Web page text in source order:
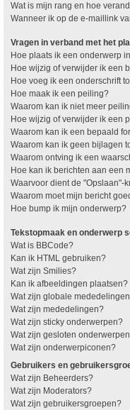
Wat is mijn rang en hoe
Wanneer ik op de e-maillink
Vragen in verband met het
Hoe plaats ik een onderwerp
Hoe wijzig of verwijder ik een
Hoe voeg ik een onderschrift
Hoe maak ik een peiling?
Waarom kan ik niet meer
Hoe wijzig of verwijder ik een
Waarom kan ik een bepaald
Waarom kan ik geen bijlagen
Waarom ontving ik een
Hoe kan ik berichten aan een
Waarvoor dient de "Opslaan"-
Waarom moet mijn bericht
Hoe bump ik mijn onderwerp?
Tekstopmaak en onderwerp
Wat is BBCode?
Kan ik HTML gebruiken?
Wat zijn Smilies?
Kan ik afbeeldingen plaatsen?
Wat zijn globale
Wat zijn mededelingen?
Wat zijn sticky onderwerpen?
Wat zijn gesloten
Wat zijn onderwerpiconen?
Gebruikers en
Wat zijn Beheerders?
Wat zijn Moderators?
Wat zijn gebruikersgroepen?